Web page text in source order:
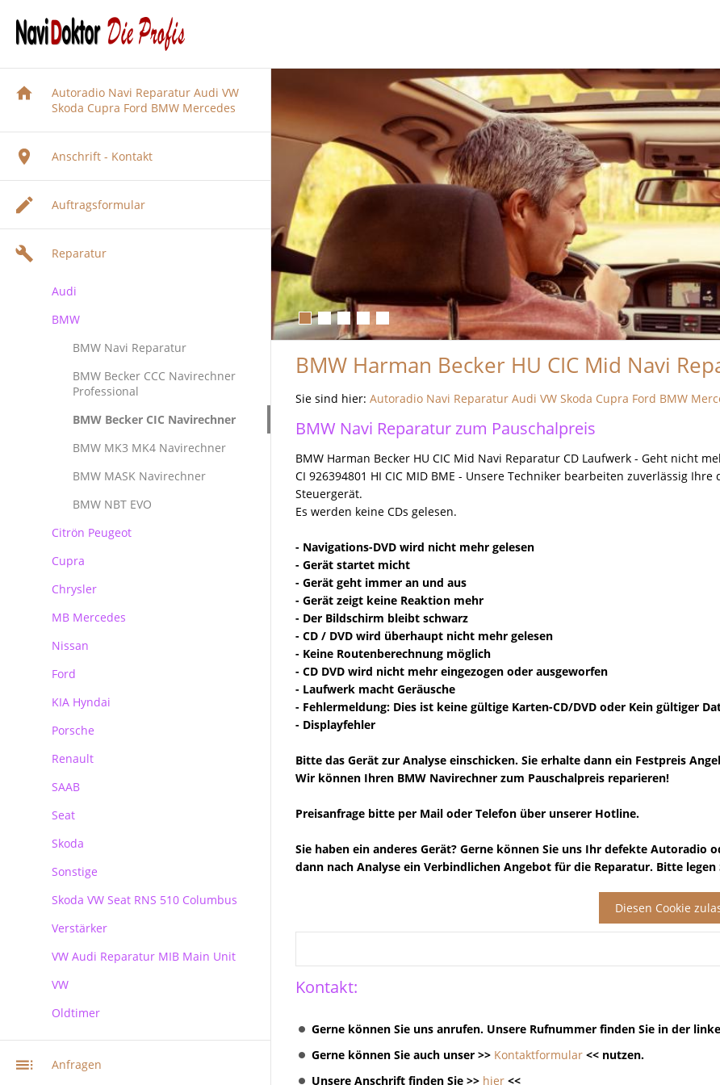
Autoradio Navi Reparatur Audi VW
Skoda Cupra Ford BMW Mercedes
Anschrift - Kontakt
Auftragsformular
Reparatur
Audi
Audi Navigation Autoradio
BMW
BMW Navi Reparatur
BMW Becker CCC Navirechner
Professional
BMW Becker CIC Navirechner
BMW MK3 MK4 Navirechner
BMW MASK Navirechner
BMW NBT EVO
Citrön Peugeot
Cupra
Chrysler
MB Mercedes
Mercedes Autoradio Navigation
MB Navigation
Becker Autoradio Navigation
Kundenanfragen
Nissan
Ford
Ford Blaupunkt Bosch FX
Ford Blaupunkt Bosch NX
Ford Blaupunkt Bosch MCA NX
KIA Hyndai
Porsche
Porsche PCM Premium Reparatur
Renault
SAAB
Seat
Skoda
Skoda
Sonstige
Skoda VW Seat RNS 510 Columbus
RNS 510 Columbus Reparatur
Verstärker
VW Audi Reparatur MIB Main Unit
VW
VW Audi Skoda MIB Infotainment
Oldtimer
Anfragen
BMW Harman Becker HU CIC Mid Navi
Sie sind hier: Autoradio Navi Reparatur Audi VW Skoda Cupra Ford BMW
BMW Navi Reparatur zum Pauschalpreis
BMW Harman Becker HU CIC Mid Navi Reparatur CD Laufwerk - Geht nicht
CI 926394801 HI CIC MID BME - Unsere Techniker bearbeiten zuverlässig Ihre
Steuergerät.
Es werden keine CDs gelesen.
- Navigations-DVD wird nicht mehr gelesen
- Gerät startet micht
- Gerät geht immer an und aus
- Gerät zeigt keine Reaktion mehr
- Der Bildschirm bleibt schwarz
- CD / DVD wird überhaupt nicht mehr gelesen
- Keine Routenberechnung möglich
- CD DVD wird nicht mehr eingezogen oder ausgeworfen
- Laufwerk macht Geräusche
- Fehlermeldung: Dies ist keine gültige Karten-CD/DVD oder Kein gültiger
- Displayfehler
Bitte das Gerät zur Analyse einschicken. Sie erhalte dann ein Festpreis
Wir können Ihren BMW Navirechner zum Pauschalpreis reparieren!
Preisanfrage bitte per Mail oder Telefon über unserer Hotline.
Sie haben ein anderes Gerät? Gerne können Sie uns Ihr defekte Autoradio
dann nach Analyse ein Verbindlichen Angebot für die Reparatur. Bitte legen
Diesen Cookie
Kontakt:
Gerne können Sie uns anrufen. Unsere Rufnummer finden Sie in der
Gerne können Sie auch unser >> Kontaktformular << nutzen.
Unsere Anschrift finden Sie >> hier <<